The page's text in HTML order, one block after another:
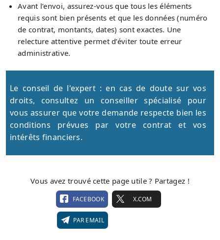
Avant l’envoi, assurez-vous que tous les éléments
requis sont bien présents et que les données (numéro
de contrat, montants, dates) sont exactes. Une
relecture attentive permet d’éviter toute erreur
administrative.
Le conseil de l'expert : en cas de doute sur vos
droits, consultez un conseiller spécialisé pour
vous assurer que votre demande respecte bien les
conditions prévues par votre contrat et vos
intérêts financiers.
Vous avez trouvé cette page utile ? Partagez !
FACEBOOK X.COM
PAR EMAIL